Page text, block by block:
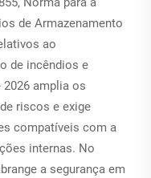
de Armazenamento
ao
de incêndios e
amplia os
riscos e exige
compatíveis com a
internas. No
a segurança em